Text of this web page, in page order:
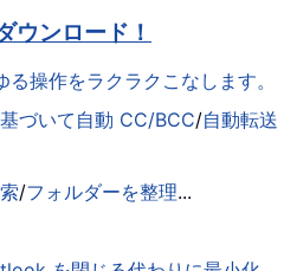
ウンロード！
操作をラクラクこなします。
づいて自動 CC/BCC/自動転送
/フォルダーを整理...